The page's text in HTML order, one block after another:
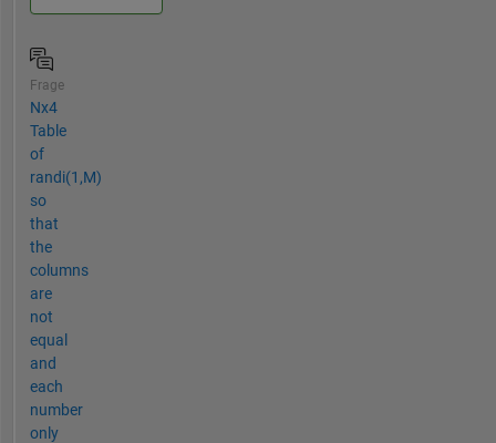
Frage
Nx4
Table
of
randi(1,M)
so
that
the
columns
are
not
equal
and
each
number
only